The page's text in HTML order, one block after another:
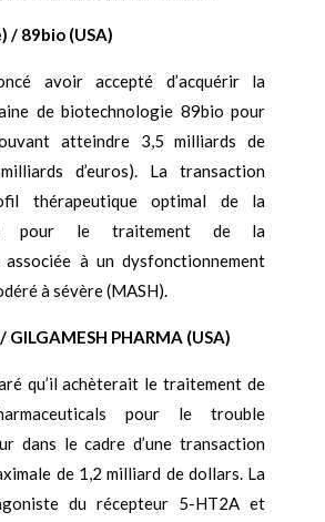
/ 89bio (USA)
avoir accepté d’acquérir la
de biotechnologie 89bio pour
atteindre 3,5 milliards de
d’euros). La transaction
thérapeutique optimal de la
pour le traitement de la
à un dysfonctionnement
à sévère (MASH).
GILGAMESH PHARMA (USA)
qu’il achèterait le traitement de
pour le trouble
dans le cadre d’une transaction
de 1,2 milliard de dollars. La
du récepteur 5-HT2A et